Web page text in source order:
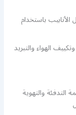
باستخدام
الهواء والتبريد
والتهوية